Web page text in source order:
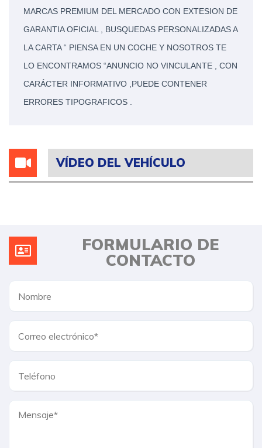
MARCAS PREMIUM DEL MERCADO CON EXTESION DE
GARANTIA OFICIAL , BUSQUEDAS PERSONALIZADAS A
LA CARTA “ PIENSA EN UN COCHE Y NOSOTROS TE
LO ENCONTRAMOS “ANUNCIO NO VINCULANTE , CON
CARÁCTER INFORMATIVO ,PUEDE CONTENER
ERRORES TIPOGRAFICOS .
VÍDEO DEL VEHÍCULO
FORMULARIO DE
CONTACTO